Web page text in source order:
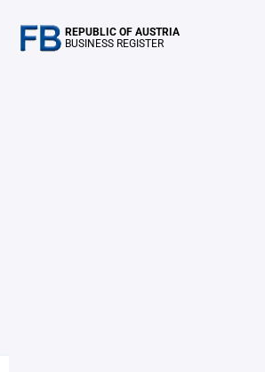
REPUBLIC OF AUSTRIA
BUSINESS REGISTER